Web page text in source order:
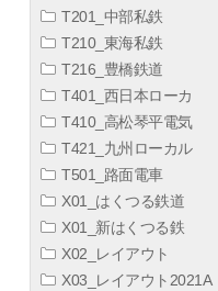
T201_中部私鉄
T210_東海私鉄
T216_豊橋鉄道
T401_西日本ローカ
T410_高松琴平電気
T421_九州ローカル
T501_路面電車
X01_はくつる鉄道
X01_新はくつる鉄
X02_レイアウト
X03_レイアウト2021A